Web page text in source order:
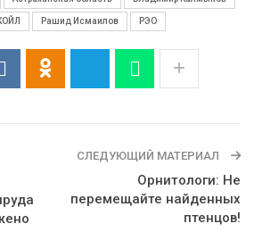
Рашид Исмаилов РЭО
СЛЕДУЮЩИЙ МАТЕРИАЛ
Орнитологи: Не
перемещайте найденных
птенцов!